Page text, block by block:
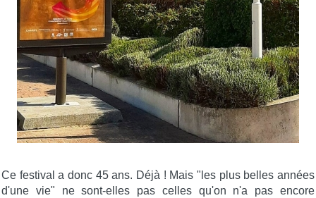
Ce festival a donc 45 ans. Déjà ! Mais "les plus belles années
d'une vie" ne sont-elles pas celles qu'on n'a pas encore